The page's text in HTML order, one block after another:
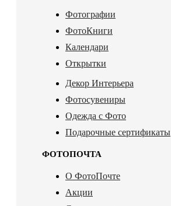
Фотографии
ФотоКниги
Календари
Открытки
Декор Интерьера
Фотосувениры
Одежда с Фото
Подарочные сертификаты
ФОТОПОЧТА
О ФотоПочте
Акции